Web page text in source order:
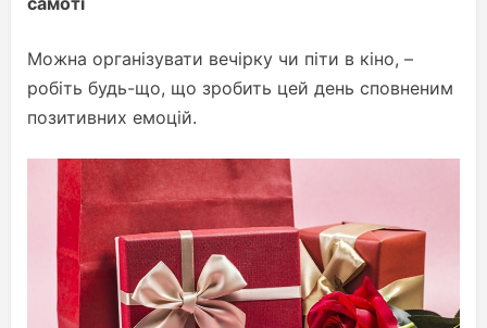
Можна організувати вечірку чи піти в кіно, –
робіть будь-що, що зробить цей день сповненим
позитивних емоцій.